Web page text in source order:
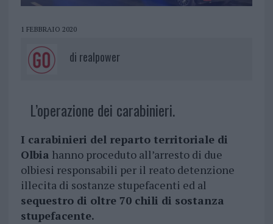
1 FEBBRAIO 2020
di realpower
L’operazione dei carabinieri.
I carabinieri del reparto territoriale di
Olbia hanno proceduto all’arresto di due
olbiesi responsabili per il reato detenzione
illecita di sostanze stupefacenti ed al
sequestro di oltre 70 chili di sostanza
stupefacente.